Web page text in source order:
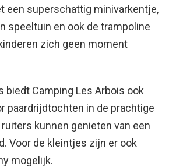
een superschattig minivarkentje,
speeltuin en ook de trampoline
zich geen moment
biedt Camping Les Arbois ook
paardrijdtochten in de prachtige
kunnen genieten van een
Voor de kleintjes zijn er ook
mogelijk.